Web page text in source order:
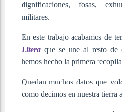
dignificaciones, fosas,
militares.
En este trabajo acabamos de
Litera que se une al resto de
hemos hecho la primera
Quedan muchos datos que
como decimos en nuestra tierra